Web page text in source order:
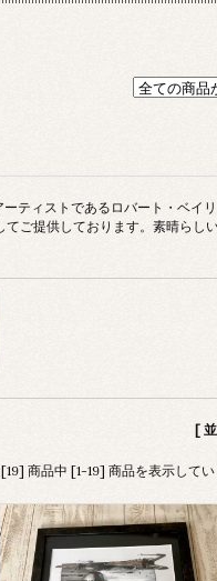
ティストであるロバート・ベイ
ご提供しております。素晴らし
[
商品中 [1-19] 商品を表示して